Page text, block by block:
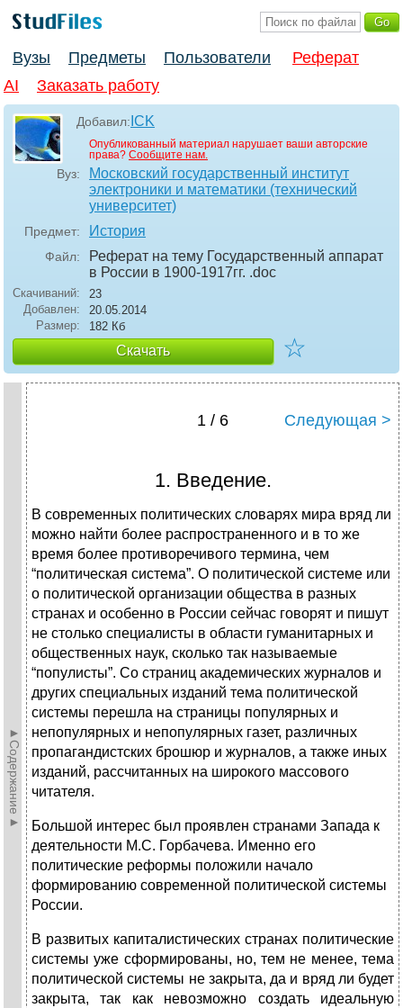
Вузы Предметы Пользователи
Реферат
AI
Заказать работу
Добавил: ICK
Опубликованный материал нарушает ваши авторские
права? Сообщите нам.
Вуз:
Московский государственный институт
электроники и математики (технический
университет)
Предмет: История
Файл:
Реферат на тему Государственный аппарат
в России в 1900-1917гг. .doc
Скачиваний:
23
Добавлен:
20.05.2014
Размер:
182 Кб
Скачать ☆
►Содержание►
1 / 6 Следующая >
1. Введение.
В современных политических словарях мира вряд ли
можно найти более распространенного и в то же
время более противоречивого термина, чем
“политическая система”. О политической системе или
о политической организации общества в разных
странах и особенно в России сейчас говорят и пишут
не столько специалисты в области гуманитарных и
общественных наук, сколько так называемые
“популисты”. Со страниц академических журналов и
других специальных изданий тема политической
системы перешла на страницы популярных и
непопулярных и непопулярных газет, различных
пропагандистских брошюр и журналов, а также иных
изданий, рассчитанных на широкого массового
читателя.
Большой интерес был проявлен странами Запада к
деятельности М.С. Горбачева. Именно его
политические реформы положили начало
формированию современной политической системы
России.
В развитых капиталистических странах политические
системы уже сформированы, но, тем не менее, тема
политической системы не закрыта, да и вряд ли будет
закрыта, так как невозможно создать идеальную